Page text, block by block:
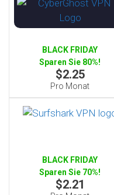
BLACK FRIDAY
Sparen Sie 80%!
$2.25
Pro Monat
BLACK FRIDAY
Sparen Sie 70%!
$2.21